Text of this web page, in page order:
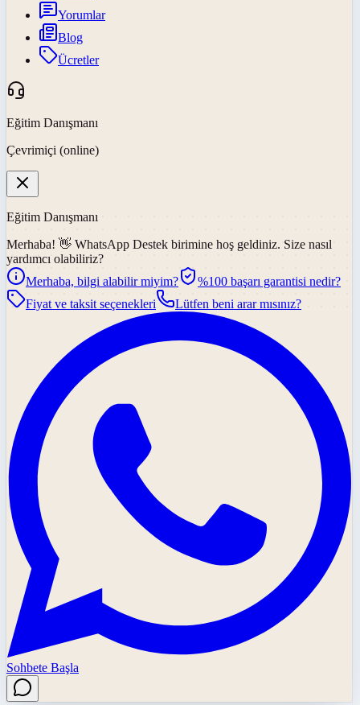
Yorumlar
Blog
Ücretler
Eğitim Danışmanı
Çevrimiçi (online)
Eğitim Danışmanı
Merhaba! 👋 WhatsApp Destek birimine hoş geldiniz. Size nasıl
yardımcı olabiliriz?
Merhaba, bilgi alabilir miyim?
%100 başarı garantisi nedir?
Fiyat ve taksit seçenekleri
Lütfen beni arar mısınız?
Sohbete Başla